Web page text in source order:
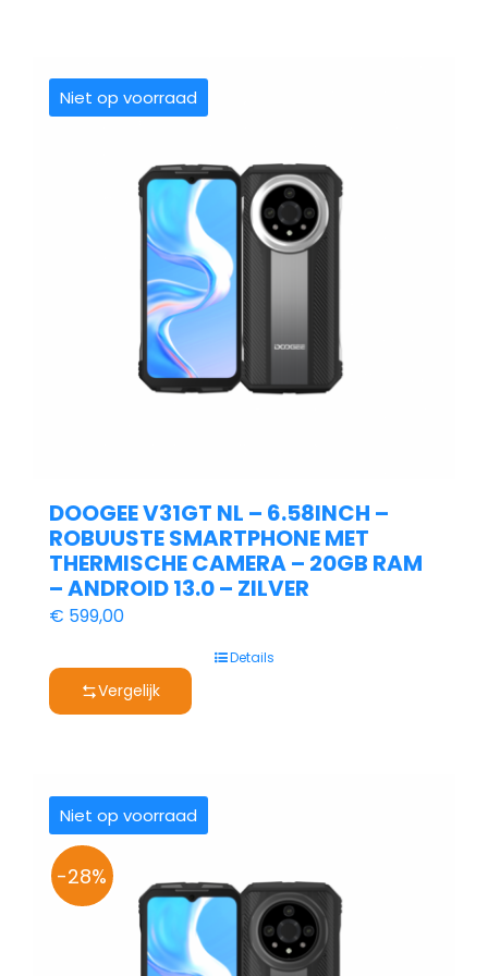
Niet op voorraad
DOOGEE V31GT NL – 6.58INCH –
ROBUUSTE SMARTPHONE MET
THERMISCHE CAMERA – 20GB RAM
– ANDROID 13.0 – ZILVER
€ 599,00
Details
Vergelijk
Niet op voorraad
-28%